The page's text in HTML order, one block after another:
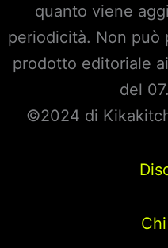
quanto viene
periodicità. Non può
prodotto editoriale
del
©2024 di